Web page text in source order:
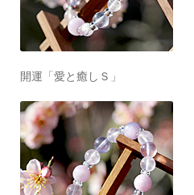
開運「愛と癒しＳ」